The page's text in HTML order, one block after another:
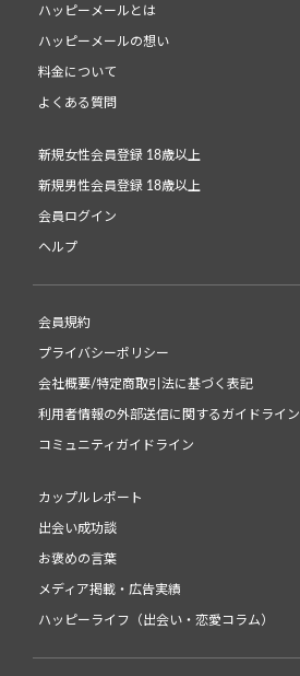
ハッピーメールとは
ハッピーメールの想い
料金について
よくある質問
新規女性会員登録 18歳以上
新規男性会員登録 18歳以上
会員ログイン
ヘルプ
会員規約
プライバシーポリシー
会社概要/特定商取引法に基づく表記
利用者情報の外部送信に関するガイドライン
コミュニティガイドライン
カップルレポート
出会い成功談
お褒めの言葉
メディア掲載・広告実績
ハッピーライフ（出会い・恋愛コラム）